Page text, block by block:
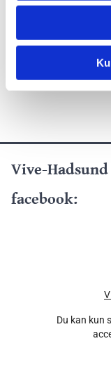
Vive-
facebook:
Du kan kun